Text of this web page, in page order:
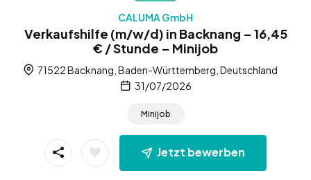
CALUMA GmbH
Verkaufshilfe (m/w/d) in Backnang – 16,45
€ / Stunde – Minijob
71522 Backnang, Baden-Württemberg, Deutschland
31/07/2026
Minijob
Jetzt bewerben